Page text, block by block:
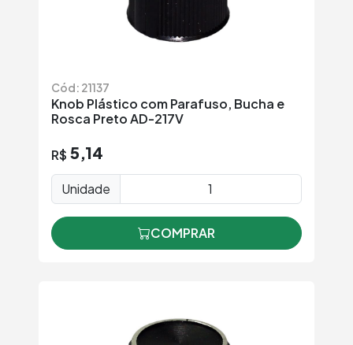
Cód: 21137
Knob Plástico com Parafuso, Bucha e
Rosca Preto AD-217V
R$ 5,14
Unidade
COMPRAR